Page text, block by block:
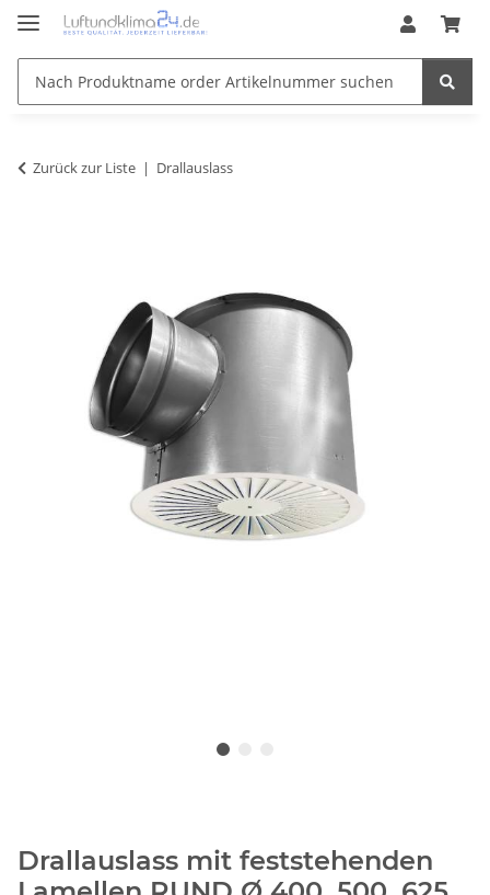
Zurück zur Liste Drallauslass
Drallauslass mit feststehenden